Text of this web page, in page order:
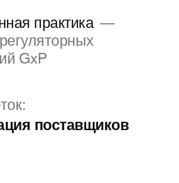
практика
GxP
поставщиков